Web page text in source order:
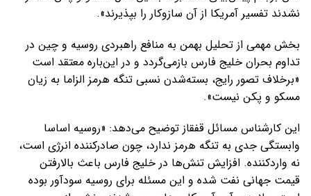
نشدند تفسیر آمریکا از آن سازوکار را بپذیرند».
بخش مهمی از تحلیل بهمن به منافع راهبردی روسیه و چین در
تداوم بحران خلیج فارس بازمی‌گردد و در این‌باره معتقد است
«برخلاف تصور رایج، بسته‌شدن نسبی تنگه هرمز الزاما به زیان
مسکو و پکن نیست».
این کارشناس مسائل قفقاز توضیح می‌دهد: «روسیه اساسا
وابستگی جدی به تنگه هرمز ندارد، چون صادرکننده انرژی است،
نه واردکننده. افزایش تنش‌ها در خلیج فارس باعث بالارفتن
قیمت جهانی نفت شده و این مسئله برای روسیه سودآور بوده